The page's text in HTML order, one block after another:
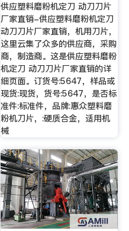
供应塑料磨粉机定刀 动刀刀片
厂家直销-供应塑料磨粉机定刀
动刀刀片厂家直销，机用刀片，
这里云集了众多的供应商，采购
商，制造商。这是供应塑料磨粉
机定刀 动刀刀片厂家直销的详
细页面。订货号:5647，样品或
现货:现货，货号:5647，是否标
准件:标准件，品牌:惠众塑料磨
粉机刀片，:硬质合金，适用机
械